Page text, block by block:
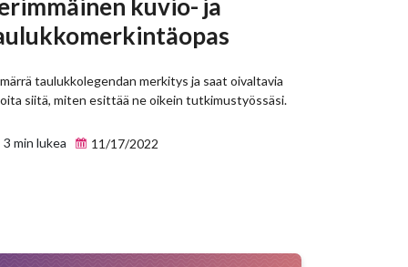
kuvio- ja
taulukkolegendan merkitys ja saat oivaltavia
siitä, miten esittää ne oikein tutkimustyössäsi.
3 min lukea 11/17/2022